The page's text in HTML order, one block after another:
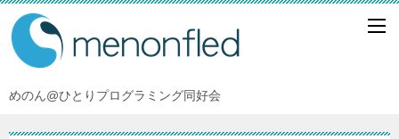
めのん@ひとりプログラミング同好会